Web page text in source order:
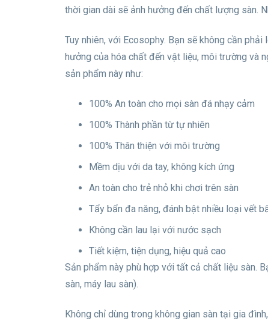
thời gian dài sẽ ảnh hưởng đến chất lượng sàn.
Tuy nhiên, với Ecosophy. Bạn sẽ không cần
hưởng của hóa chất đến vật liệu, môi trường và
sản phẩm này như:
100% An toàn cho mọi sàn đá nhạy cảm
100% Thành phần từ tự nhiên
100% Thân thiện với môi trường
Mềm dịu với da tay, không kích ứng
An toàn cho trẻ nhỏ khi chơi trên sàn
Tẩy bẩn đa năng, đánh bật nhiều loại vết
Không cần lau lại với nước sạch
Tiết kiệm, tiện dụng, hiệu quả cao
Sản phẩm này phù hợp với tất cả chất liệu sàn.
sàn, máy lau sàn).
Không chỉ dùng trong không gian sàn tại gia